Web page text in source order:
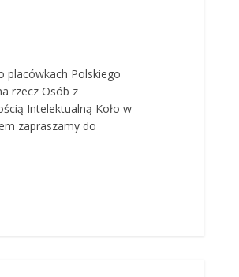
placówkach Polskiego
rzecz Osób z
Intelektualną Koło w
zapraszamy do